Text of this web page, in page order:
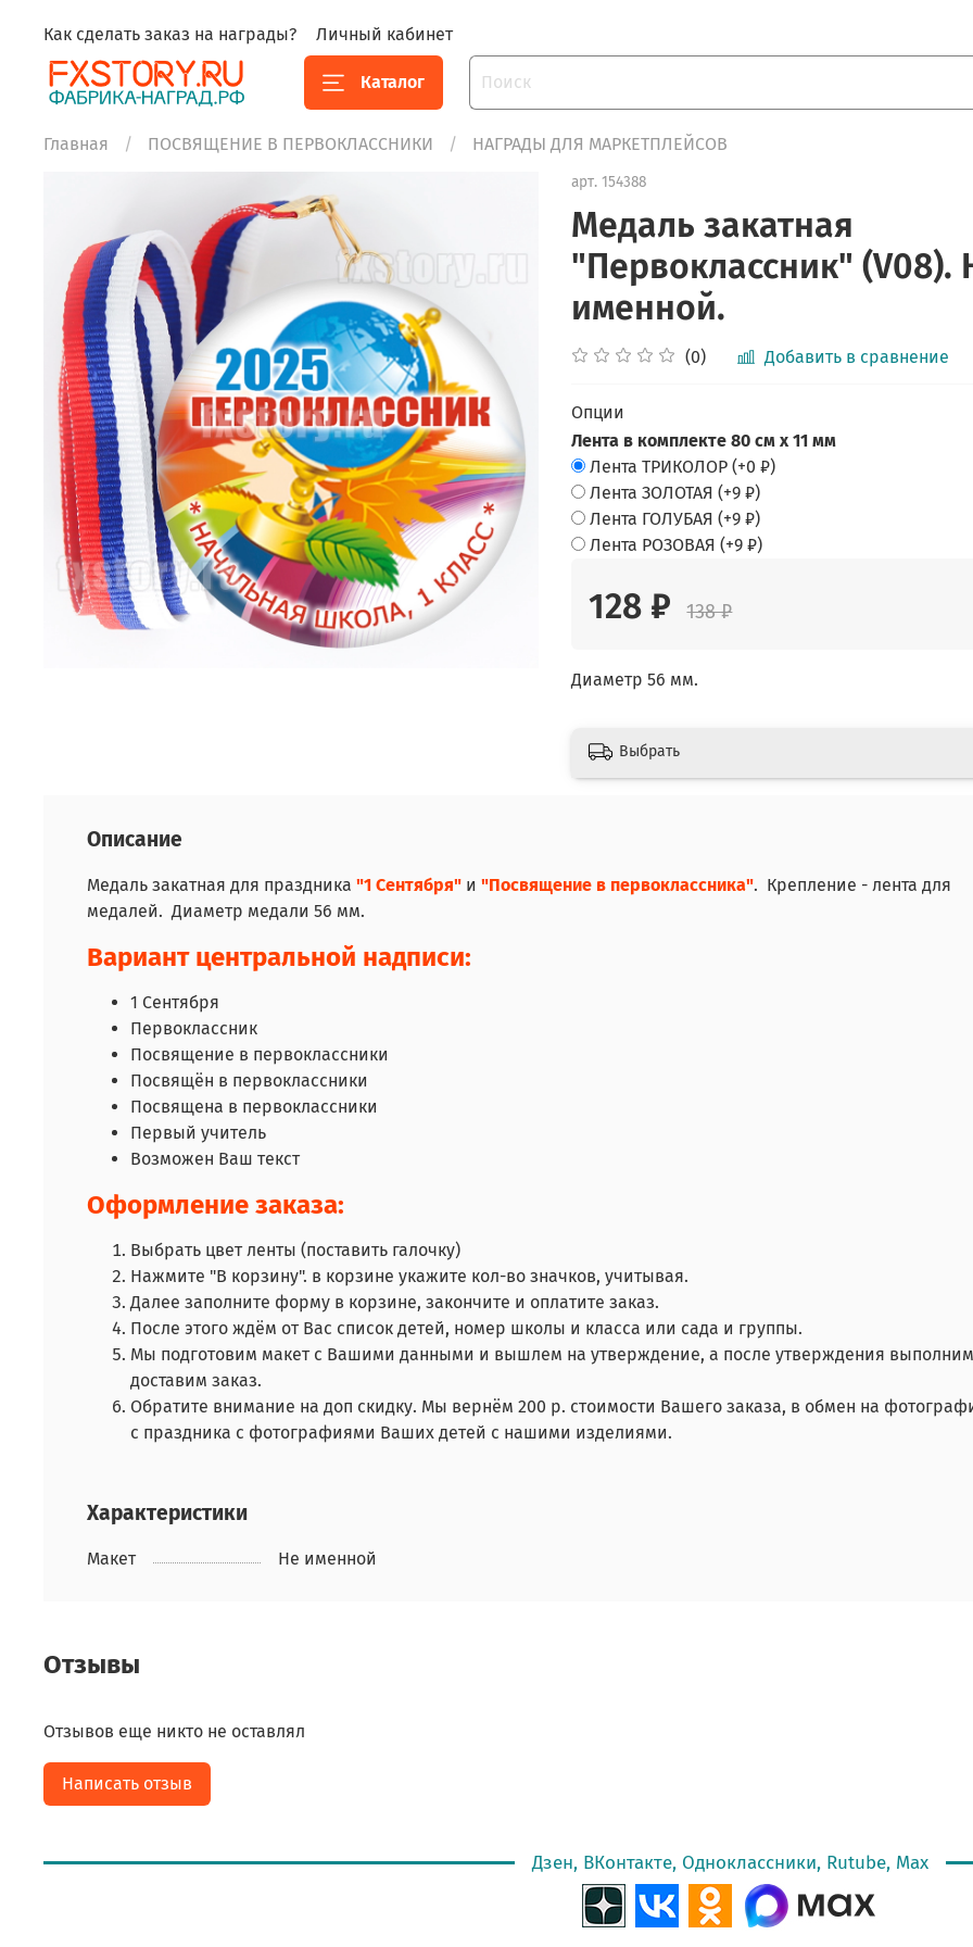
Как сделать заказ на награды? Личный кабинет
Каталог
Главная ПОСВЯЩЕНИЕ В ПЕРВОКЛАССНИКИ НАГРАДЫ ДЛЯ МАРКЕТПЛЕЙСОВ
арт.154388
Медаль закатная
"Первоклассник" (V08).
именной.
(0) Добавить в сравнение
Опции
Лента в комплекте 80 см х 11 мм
Лента ТРИКОЛОР (+0 ₽)
Лента ЗОЛОТАЯ (+9 ₽)
Лента ГОЛУБАЯ (+9 ₽)
Лента РОЗОВАЯ (+9 ₽)
128 ₽ 138 ₽
Диаметр 56 мм.
Выбрать
Описание
Медаль закатная для праздника "1 Сентября" и "Посвящение в первоклассника". Крепление - лента для
медалей. Диаметр медали 56 мм.
Вариант центральной надписи:
1 Сентября
Первоклассник
Посвящение в первоклассники
Посвящён в первоклассники
Посвящена в первоклассники
Первый учитель
Возможен Ваш текст
Оформление заказа:
Выбрать цвет ленты (поставить галочку)
Нажмите "В корзину". в корзине укажите кол-во значков, учитывая.
Далее заполните форму в корзине, закончите и оплатите заказ.
После этого ждём от Вас список детей, номер школы и класса или сада и группы.
Мы подготовим макет с Вашими данными и вышлем на утверждение, а после утверждения
доставим заказ.
Обратите внимание на доп скидку. Мы вернём 200 р. стоимости Вашего заказа, в обмен на
с праздника с фотографиями Ваших детей с нашими изделиями.
Характеристики
Макет Не именной
Отзывы
Отзывов еще никто не оставлял
Написать отзыв
Дзен, ВКонтакте, Одноклассники, Rutube, Max